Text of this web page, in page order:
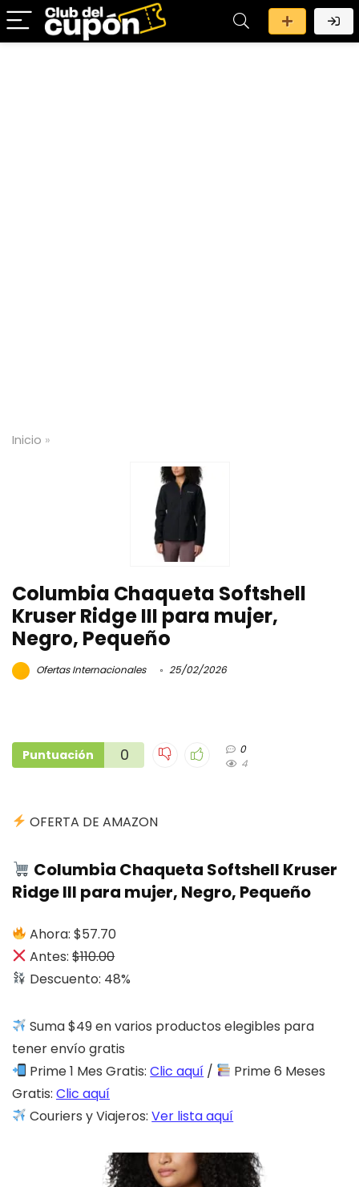
Inicio »
Columbia Chaqueta Softshell
Kruser Ridge III para mujer,
Negro, Pequeño
Ofertas Internacionales 25/02/2026
Puntuación 0
0
4
OFERTA DE AMAZON
Columbia Chaqueta Softshell Kruser
Ridge III para mujer, Negro, Pequeño
Ahora: $57.70
Antes:$110.00
Descuento: 48%
Suma $49 en varios productos elegibles para
tener envío gratis
Prime 1 Mes Gratis:Clic aquí /
Prime 6 Meses
Gratis: Clic aquí
Couriers y Viajeros:Ver lista aquí